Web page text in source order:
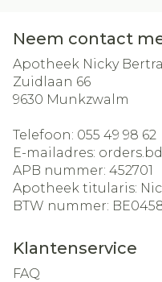
Neem contact
Apotheek Nicky
Zuidlaan 66
9630 Munkzwalm
Telefoon: 055 49 98 62
E-mailadres:
APB nummer: 452701
Apotheek titularis:
BTW nummer:
Klantenservice
FAQ